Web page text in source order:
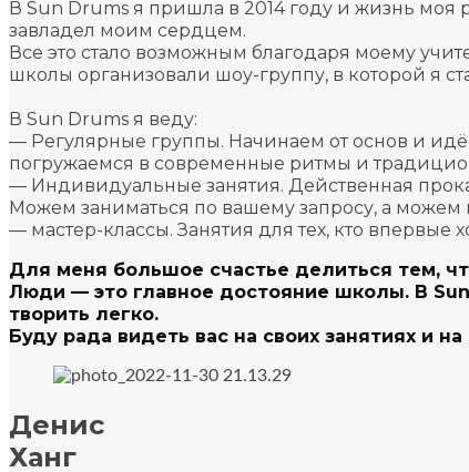
В Sun Drums я пришла в 2014 году и жизнь моя
завладел моим сердцем.
Все это стало возможным благодаря моему
школы организовали шоу-группу, в которой я
В Sun Drums я веду:
— Регулярные группы. Начинаем от основ и
погружаемся в современные ритмы и
— Индивидуальные занятия. Действенная
Можем заниматься по вашему запросу, а
— мастер-классы. Занятия для тех, кто впервые
Для меня большое счастье делиться тем,
Люди — это главное достояние школы. В
творить легко.
Буду рада видеть вас на своих занятиях и
Денис
Ханг